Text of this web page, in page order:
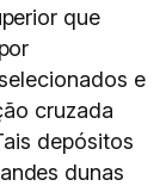
que
e
cruzada
depósitos
dunas